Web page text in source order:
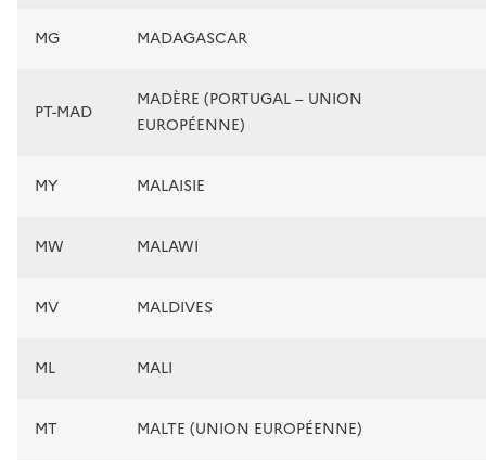
MG MADAGASCAR
PT-MAD
MADÈRE (PORTUGAL – UNION
EUROPÉENNE)
MY MALAISIE
MW MALAWI
MV MALDIVES
ML MALI
MT MALTE (UNION EUROPÉENNE)